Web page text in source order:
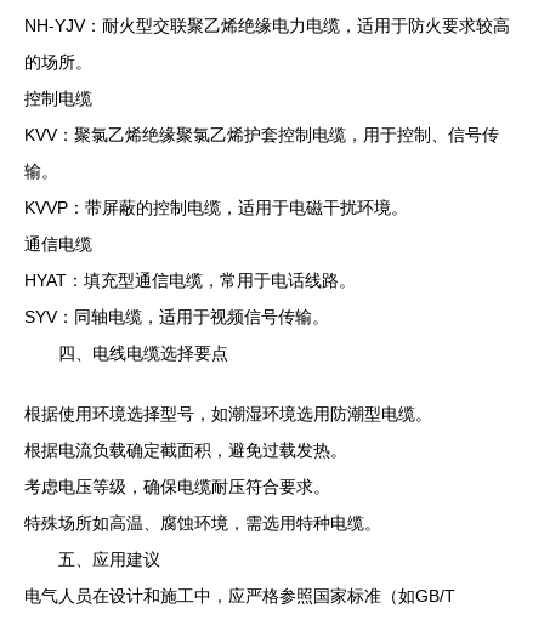
NH-YJV：耐火型交联聚乙烯绝缘电力电缆，适用于防火要求较高
的场所。
控制电缆
KVV：聚氯乙烯绝缘聚氯乙烯护套控制电缆，用于控制、信号传
输。
KVVP：带屏蔽的控制电缆，适用于电磁干扰环境。
通信电缆
HYAT：填充型通信电缆，常用于电话线路。
SYV：同轴电缆，适用于视频信号传输。
四、电线电缆选择要点
根据使用环境选择型号，如潮湿环境选用防潮型电缆。
根据电流负载确定截面积，避免过载发热。
考虑电压等级，确保电缆耐压符合要求。
特殊场所如高温、腐蚀环境，需选用特种电缆。
五、应用建议
电气人员在设计和施工中，应严格参照国家标准（如GB/T